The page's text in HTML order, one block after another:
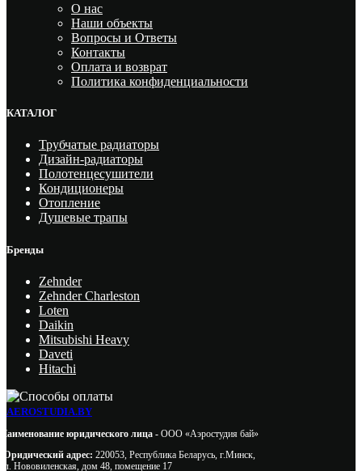
О нас
Наши объекты
Вопросы и Ответы
Контакты
Оплата и возврат
Политика конфиденциальности
КАТАЛОГ
Трубчатые радиаторы
Дизайн-радиаторы
Полотенцесушители
Кондиционеры
Отопление
Душевые трапы
Бренды
Zehnder
Zehnder Charleston
Loten
Daikin
Mitsubishi Heavy
Daveti
Hitachi
AEROSTUDIA.BY
Наименование юридического лица - ООО «Аэростудия бай»
Юридический адрес: 220053, Республика Беларусь, г.Минск,
ул. Нововиленская, дом 48, помещение 17